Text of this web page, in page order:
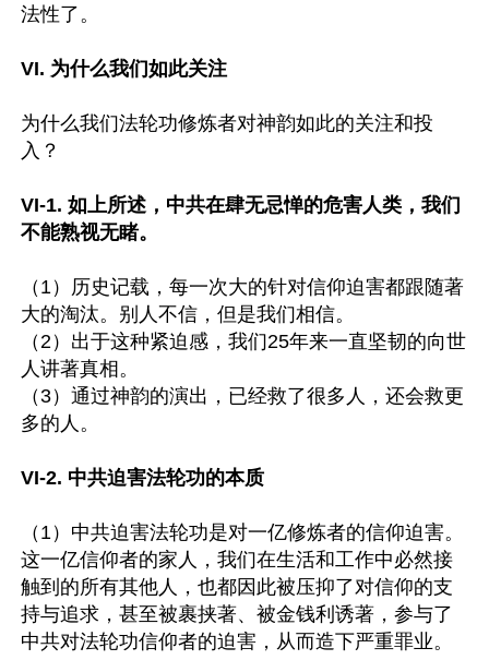
法性了。
VI. 为什么我们如此关注
为什么我们法轮功修炼者对神韵如此的关注和投
入？
VI-1. 如上所述，中共在肆无忌惮的危害人类，我们
不能熟视无睹。
（1）历史记载，每一次大的针对信仰迫害都跟随著
大的淘汰。别人不信，但是我们相信。
（2）出于这种紧迫感，我们25年来一直坚韧的向世
人讲著真相。
（3）通过神韵的演出，已经救了很多人，还会救更
多的人。
VI-2. 中共迫害法轮功的本质
（1）中共迫害法轮功是对一亿修炼者的信仰迫害。
这一亿信仰者的家人，我们在生活和工作中必然接
触到的所有其他人，也都因此被压抑了对信仰的支
持与追求，甚至被裹挟著、被金钱利诱著，参与了
中共对法轮功信仰者的迫害，从而造下严重罪业。